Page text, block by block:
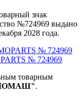
знак
№724969 выдано
2028 года.
№ 724969
товарным
.